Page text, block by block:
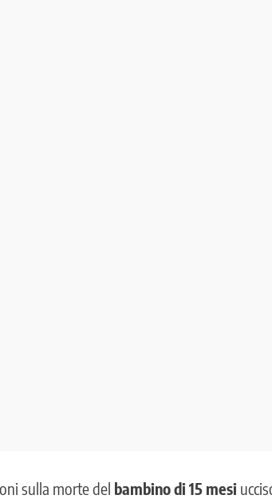
sulla morte del bambino di 15 mesi